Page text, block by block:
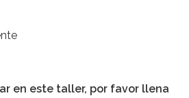
en este taller, por favor llena